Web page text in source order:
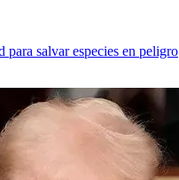
salvar especies en peligro